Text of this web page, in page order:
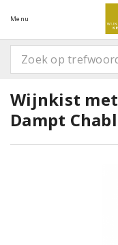
Menu
Wijnkist met
Dampt